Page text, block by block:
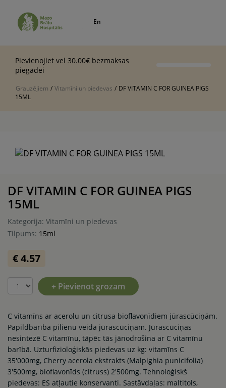
En
Pievienojiet vel 30.00€ bezmaksas
piegādei
Grauzējiem / Vitamīni un piedevas / DF VITAMIN C FOR GUINEA PIGS
15ML
DF VITAMIN C FOR GUINEA PIGS
15ML
Kategorija: Vitamīni un piedevas
Tilpums: 15ml
€ 4.57
+ Pievienot grozam
C vitamīns ar acerolu un citrusa bioflavonīdiem jūrascūciņām.
Papildbarība pilienu veidā jūrascūciņām. Jūrascūciņas
nesintezē C vitamīnu, tāpēc tās jānodrošina ar C vitamīnu
barībā. Uzturfizioloģiskās piedevas uz kg: vitamīns C
35'000mg, Cherry acerola ekstrakts (Malpighia punicifolia)
3'500mg, bioflavonīds (citruss) 2'500mg. Tehnoloģiskš
piedevas: ES atļautie konservanti. Sastāvdaļas: maltitols,